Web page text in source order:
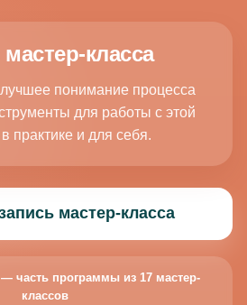
класса
понимание процесса
для работы с этой
практике и для себя.
мастер-класса
— часть программы из 17 мастер-
классов